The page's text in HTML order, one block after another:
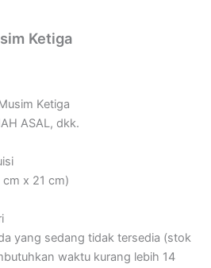
Ketiga
Ketiga
ASAL, dkk.
x 21 cm)
yang sedang tidak tersedia (stok
waktu kurang lebih 14